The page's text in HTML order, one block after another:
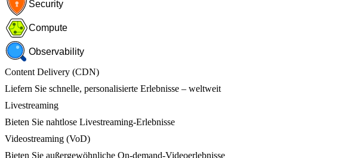
Security
Compute
Observability
Content Delivery (CDN)
Liefern Sie schnelle, personalisierte Erlebnisse – weltweit
Livestreaming
Bieten Sie nahtlose Livestreaming-Erlebnisse
Videostreaming (VoD)
Bieten Sie außergewöhnliche On-demand-Videoerlebnisse